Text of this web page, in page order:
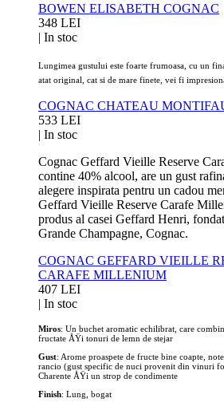
BOWEN ELISABETH COGNAC
348 LEI
| In stoc
Lungimea gustului este foarte frumoasa, cu un
atat original, cat si de mare finete, vei fi
COGNAC CHATEAU
533 LEI
| In stoc
Cognac Geffard Vieille Reserve
contine 40% alcool, are un gust
alegere inspirata pentru un cadou
Geffard Vieille Reserve Carafe
produs al casei Geffard Henri,
Grande Champagne, Cognac.
COGNAC GEFFARD VIEILLE
CARAFE MILLENIUM
407 LEI
| In stoc
Miros: Un buchet aromatic echilibrat, care
fructate ÅŸi tonuri de lemn de stejar
Gust: Arome proaspete de fructe bine coapte,
rancio (gust specific de nuci provenit din vinuri
Charente ÅŸi un strop de condimente
Finish: Lung, bogat